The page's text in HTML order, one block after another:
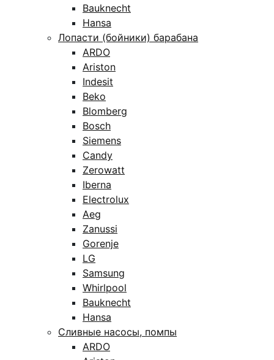
Bauknecht
Hansa
Лопасти (бойники) барабана
ARDO
Ariston
Indesit
Beko
Blomberg
Bosch
Siemens
Candy
Zerowatt
Iberna
Electrolux
Aeg
Zanussi
Gorenje
LG
Samsung
Whirlpool
Bauknecht
Hansa
Сливные насосы, помпы
ARDO